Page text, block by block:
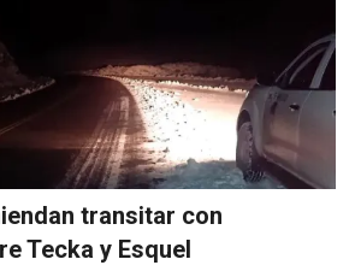
transitar con
Tecka y Esquel